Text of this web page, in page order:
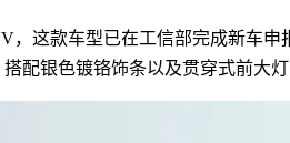
这款车型已在工信部完成新车申
配银色镀铬饰条以及贯穿式前大灯